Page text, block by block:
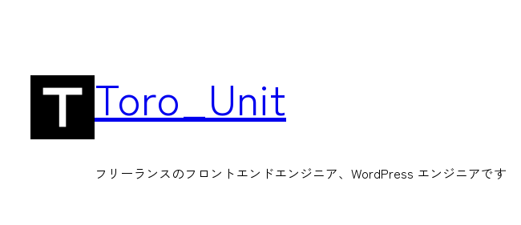
Toro_Unit
フリーランスのフロントエンドエンジニア、WordPress エンジニアです